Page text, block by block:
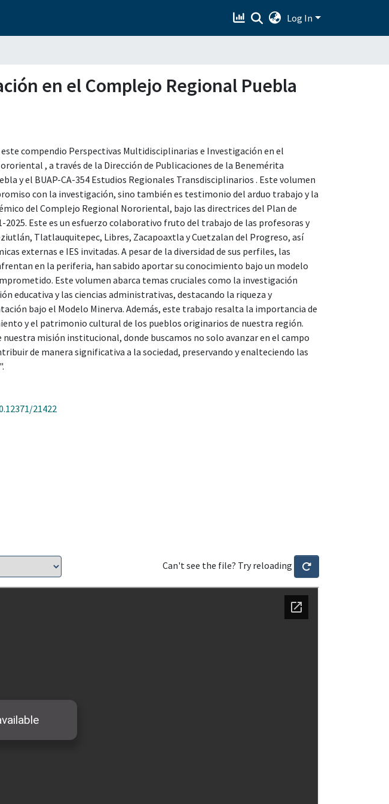
Log In
en el Complejo Regional Puebla
compendio Perspectivas Multidisciplinarias e Investigación en el
, a través de la Dirección de Publicaciones de la Benemérita
y el BUAP-CA-354 Estudios Regionales Transdisciplinarios . Este volumen
con la investigación, sino también es testimonio del arduo trabajo y la
del Complejo Regional Nororiental, bajo las directrices del Plan de
Este es un esfuerzo colaborativo fruto del trabajo de las profesoras y
Tlatlauquitepec, Libres, Zacapoaxtla y Cuetzalan del Progreso, así
externas e IES invitadas. A pesar de la diversidad de sus perfiles, las
en la periferia, han sabido aportar su conocimiento bajo un modelo
Este volumen abarca temas cruciales como la investigación
educativa y las ciencias administrativas, destacando la riqueza y
bajo el Modelo Minerva. Además, este trabajo resalta la importancia de
y el patrimonio cultural de los pueblos originarios de nuestra región.
nuestra misión institucional, donde buscamos no solo avanzar en el campo
de manera significativa a la sociedad, preservando y enalteciendo las
21422
Can't see the file? Try reloading